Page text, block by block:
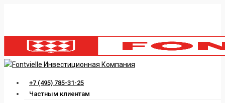
content
Menu
+7 (495) 785-31-25
Частным клиентам